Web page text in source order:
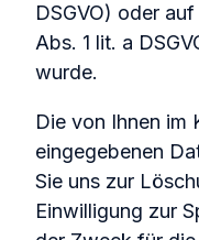
DSGVO) oder
Abs. 1 lit. a
wurde.
Die von Ihnen im
eingegebenen
Sie uns zur
Einwilligung zur